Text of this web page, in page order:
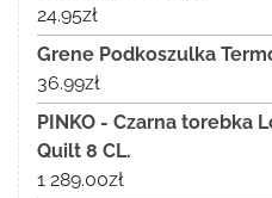
24.95zł
Grene Podkoszulka
36.99zł
PINKO - Czarna torebka
Quilt 8 CL.
1 289.00zł